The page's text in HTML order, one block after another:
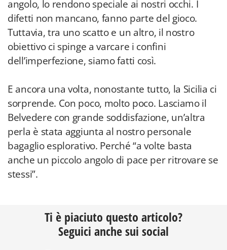
angolo, lo rendono speciale ai nostri occhi. I
difetti non mancano, fanno parte del gioco.
Tuttavia, tra uno scatto e un altro, il nostro
obiettivo ci spinge a varcare i confini
dell’imperfezione, siamo fatti così.
E ancora una volta, nonostante tutto, la Sicilia ci
sorprende. Con poco, molto poco. Lasciamo il
Belvedere con grande soddisfazione, un’altra
perla è stata aggiunta al nostro personale
bagaglio esplorativo. Perché “a volte basta
anche un piccolo angolo di pace per ritrovare se
stessi”.
Ti è piaciuto questo articolo?
Seguici anche sui social